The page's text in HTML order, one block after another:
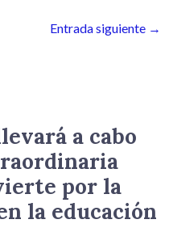
Entrada siguiente →
a cabo
por la
la educación